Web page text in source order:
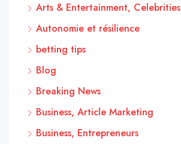
Arts & Entertainment, Celebrities
Autonomie et résilience
betting tips
Blog
Breaking News
Business, Article Marketing
Business, Entrepreneurs